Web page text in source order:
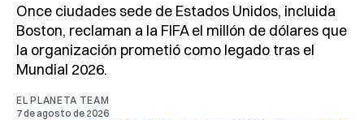
Once ciudades sede de Estados Unidos, incluida
Boston, reclaman a la FIFA el millón de dólares que
la organización prometió como legado tras el
Mundial 2026.
EL PLANETA TEAM
7 de agosto de 2026